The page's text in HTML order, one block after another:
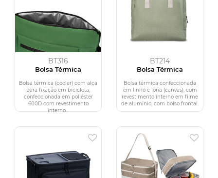
BT316
Bolsa Térmica
Bolsa térmica (cooler) com alça
para fixação em bicicleta,
confeccionada em poliéster
600D com revestimento
interno...
BT214
Bolsa Térmica
Bolsa térmica confeccionada
em linho e lona (canvas), com
revestimento interno em filme
de alumínio, com bolso frontal.